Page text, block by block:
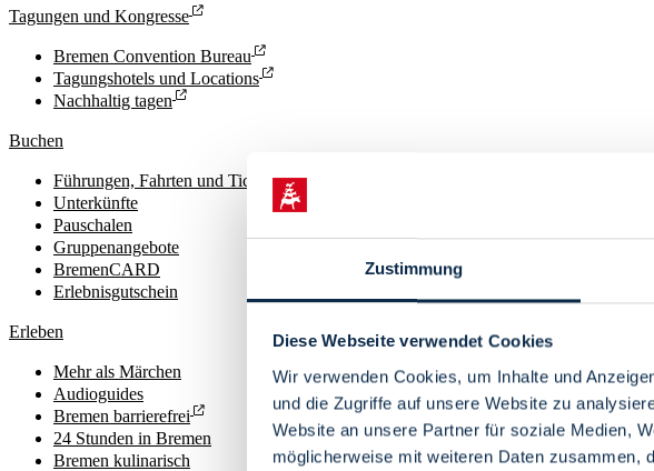
Zustimmung
Diese Webseite verwendet Cookies
Wir verwenden Cookies, um Inhalte und
und die Zugriffe auf unsere Website zu
Website an unsere Partner für soziale Medien,
möglicherweise mit weiteren Daten zusammen,
Tagungen und Kongresse
Bremen Convention Bureau
Tagungshotels und Locations
Nachhaltig tagen
Buchen
Führungen, Fahrten und Tickets
Unterkünfte
Pauschalen
Gruppenangebote
BremenCARD
Erlebnisgutschein
Erleben
Mehr als Märchen
Audioguides
Bremen barrierefrei
24 Stunden in Bremen
Bremen kulinarisch